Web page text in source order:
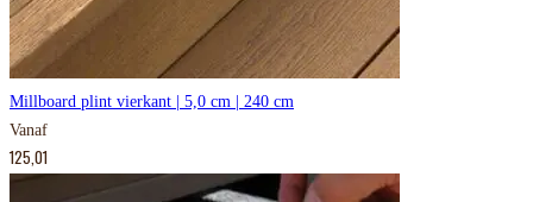
Millboard plint vierkant | 5,0 cm | 240 cm
Vanaf
125,01